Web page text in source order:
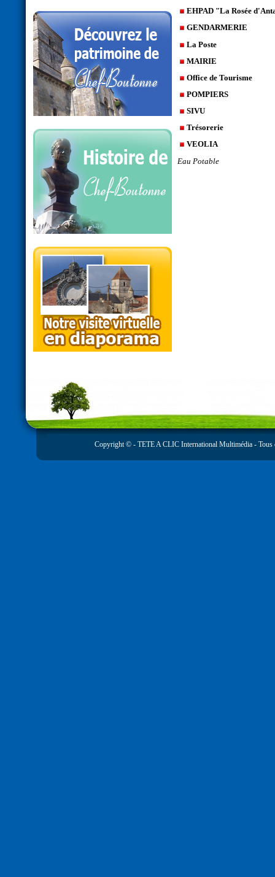
EHPAD "La Rosée
GENDARMERIE
La Poste
MAIRIE
Office de Tourisme
POMPIERS
SIVU
Trésorerie
VEOLIA
Eau Potable
Copyright © - TETE A CLIC International Multimédia - Tous